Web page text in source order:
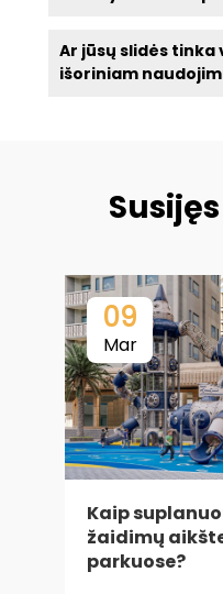
Ar jūsų slidės tinka
išoriniam
09
Mar
Kaip
žaidimų
parkuose?